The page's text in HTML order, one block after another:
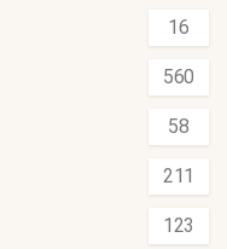
16
560
58
211
123